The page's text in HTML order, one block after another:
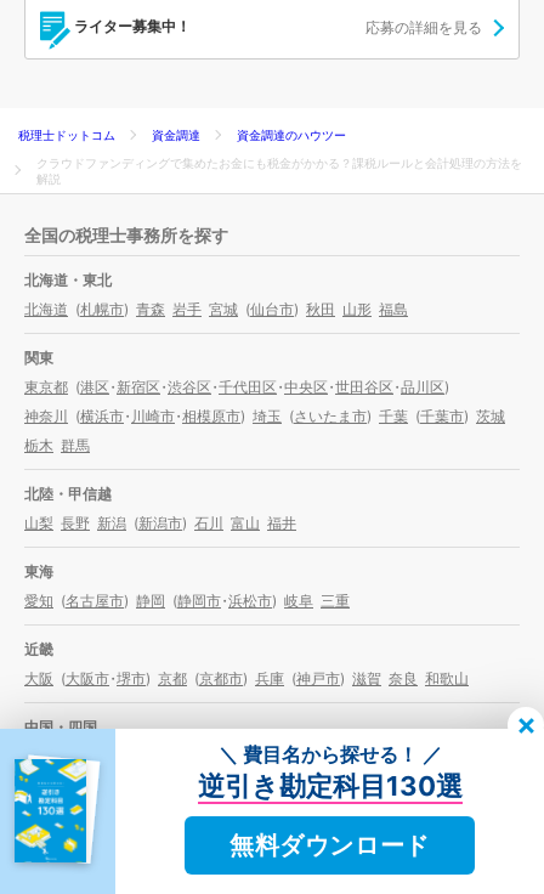
ライター募集中！ 応募の詳細を見る
＼ 費目名から探せる！ ／
逆引き勘定科目130選
無料ダウンロード
税理士ドットコム 資金調達
資金調達のハウツー
クラウドファンディングで集めたお金にも税金がかかる？課税ルールと会計処理の方法を
解説
全国の税理士事務所を探す
北海道・東北
北海道 (札幌市) 青森 岩手 宮城 (仙台市) 秋田 山形 福島
関東
東京都 (港区・新宿区・渋谷区・千代田区・中央区・世田谷区・品川区)
神奈川
(横浜市・川崎市・相模原市) 埼玉 (さいたま市) 千葉 (千葉市) 茨城
栃木 群馬
北陸・甲信越
山梨 長野 新潟 (新潟市) 石川 富山 福井
東海
愛知 (名古屋市) 静岡 (静岡市・浜松市) 岐阜 三重
近畿
大阪 (大阪市・堺市) 京都 (京都市) 兵庫 (神戸市) 滋賀 奈良 和歌山
中国・四国
岡山 (岡山市 鳥取 島根 山口 徳島 香川 愛媛 高知
九州・沖縄
福岡 (福岡市 長崎 熊本 (熊本市 大分 宮崎